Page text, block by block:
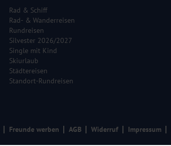
Rad & Schiff
Rad- & Wanderreisen
Rundreisen
Silvester 2026/2027
Single mit Kind
Skiurlaub
Städtereisen
Standort-Rundreisen
Freunde werben AGB Widerruf Impressum